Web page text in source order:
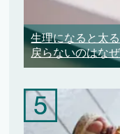
生理になると太
戻らないのはなぜ